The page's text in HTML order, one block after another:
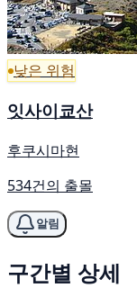
낮은 위험
잇사이쿄산
후쿠시마현
534건의 출몰
알림
구간별 상세